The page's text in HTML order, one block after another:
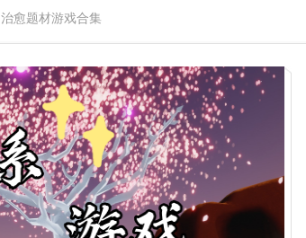
治愈题材游戏合集